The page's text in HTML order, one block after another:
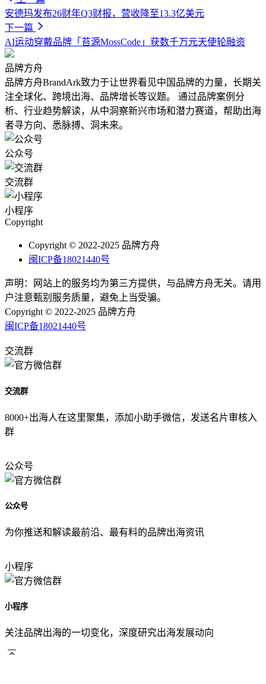
安德玛发布26财年Q3财报，营收降至13.3亿美元
下一篇
AI运动穿戴品牌「苔源MossCode」获数千万元天使轮融资
品牌方舟
品牌方舟BrandArk致力于让世界看见中国品牌的力量，长期关
注全球化、跨境出海、品牌增长等议题。 通过品牌案例分
析、行业趋势解读，从中洞察新兴市场和潜力赛道，帮助出海
者寻方向、悉脉搏、洞未来。
公众号
交流群
小程序
Copyright
Copyright © 2022-2025 品牌方舟
闽ICP备18021440号
声明：网站上的服务均为第三方提供，与品牌方舟无关。请用
户注意甄别服务质量，避免上当受骗。
Copyright © 2022-2025 品牌方舟
闽ICP备18021440号
交流群
交流群
8000+出海人在这里聚集，添加小助手微信，发送名片审核入
群
公众号
公众号
为你推送和解读最前沿、最有料的品牌出海资讯
小程序
小程序
关注品牌出海的一切变化，深度研究出海发展动向